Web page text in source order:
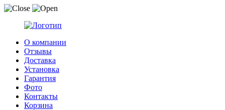
О компании
Отзывы
Доставка
Установка
Гарантия
Фото
Контакты
Корзина